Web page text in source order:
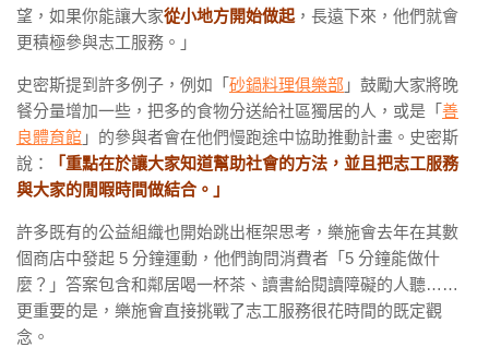
望，如果你能讓大家從小地方開始做起 ，長遠下來，他們就會
更積極參與志工服務。」
史密斯提到許多例子，例如「 砂鍋料理俱樂部 」鼓勵大家將晚
餐分量增加一些，把多的食物分送給社區獨居的人，或是「 善
良體育館 」的參與者會在他們慢跑途中協助推動計畫。史密斯
說：
「重點在於讓大家知道幫助社會的方法，並且把志工服務
與大家的閒暇時間做結合。」
許多既有的公益組織也開始跳出框架思考，樂施會去年在其數
個商店中發起 5 分鐘運動，他們詢問消費者「5 分鐘能做什
麼？」答案包含和鄰居喝一杯茶、讀書給閱讀障礙的人聽……
更重要的是，樂施會直接挑戰了志工服務很花時間的既定觀
念。